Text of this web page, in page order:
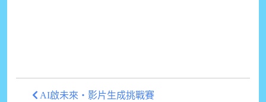
AI啟未來・影片生成挑戰賽